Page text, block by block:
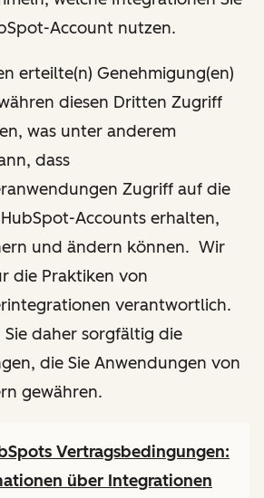
Account nutzen.
erteilte(n) Genehmigung(en)
diesen Dritten Zugriff
was unter anderem
dass
Zugriff auf die
Accounts erhalten,
und ändern können. Wir
die Praktiken von
verantwortlich.
daher sorgfältig die
die Sie Anwendungen von
gewähren.
Vertragsbedingungen:
über Integrationen